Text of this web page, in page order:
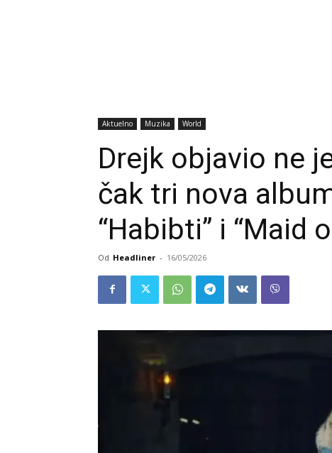
Aktuelno Muzika World
Drejk objavio ne
čak tri nova
“Habibti” i “Maid
Od Headliner - 16/05/2026